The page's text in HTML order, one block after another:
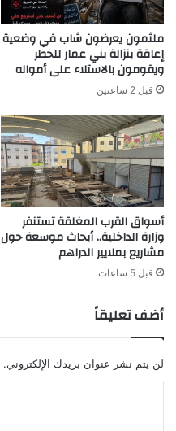
ملثمون يعرضون شاب في وضعية
إعاقة بنزالة بني عمار للخطر
ويقومون بالاستلاء على أمواله
قبل 2 ساعتين
أسواق القرب المغلقة تستنفر
وزارة الداخلية.. أبحاث موسعة حول
مشاريع بملايير الدراهم
قبل 5 ساعات
أضف تعليقاً
لن يتم نشر عنوان بريدك الإلكتروني.